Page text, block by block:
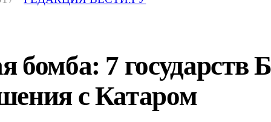
бомба: 7 государств
с Катаром